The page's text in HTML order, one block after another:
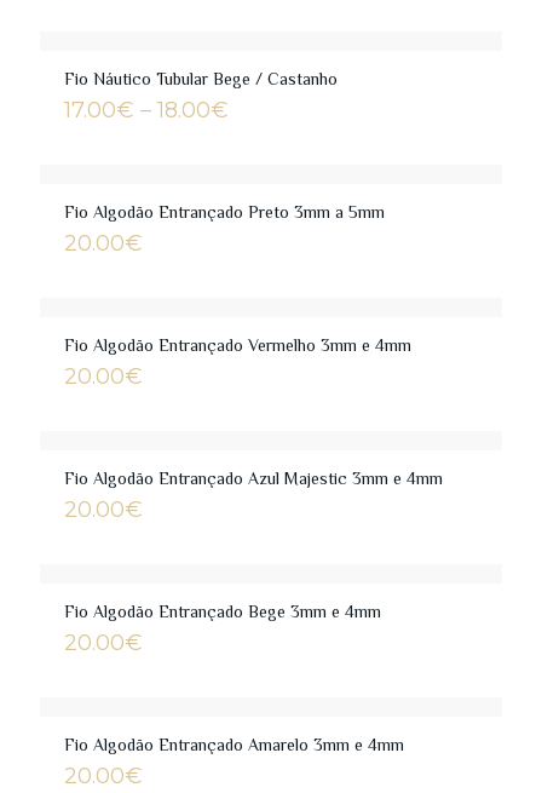
Fio Náutico Tubular Bege / Castanho
17.00€ – 18.00€
18.00€
Fio Algodão Entrançado Preto 3mm a 5mm
20.00€
Fio Algodão Entrançado Vermelho 3mm e 4mm
20.00€
Fio Algodão Entrançado Azul Majestic 3mm e 4mm
20.00€
Fio Algodão Entrançado Bege 3mm e 4mm
20.00€
Fio Algodão Entrançado Amarelo 3mm e 4mm
20.00€